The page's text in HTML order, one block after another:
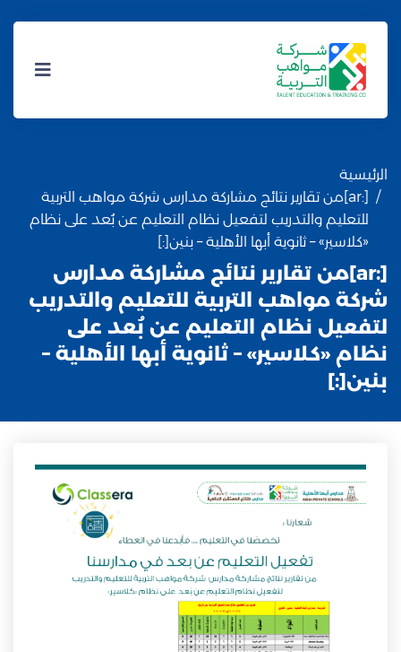
الرئيسية
[:ar]من تقارير نتائج مشاركة مدارس شركة مواهب التربية
للتعليم والتدريب لتفعيل نظام التعليم عن بُعد على نظام
«كلاسير» – ثانوية أبها الأهلية – بنين[:]
[:ar]من تقارير نتائج مشاركة مدارس
شركة مواهب التربية للتعليم والتدريب
لتفعيل نظام التعليم عن بُعد على
نظام «كلاسير» – ثانوية أبها الأهلية –
بنين[:]